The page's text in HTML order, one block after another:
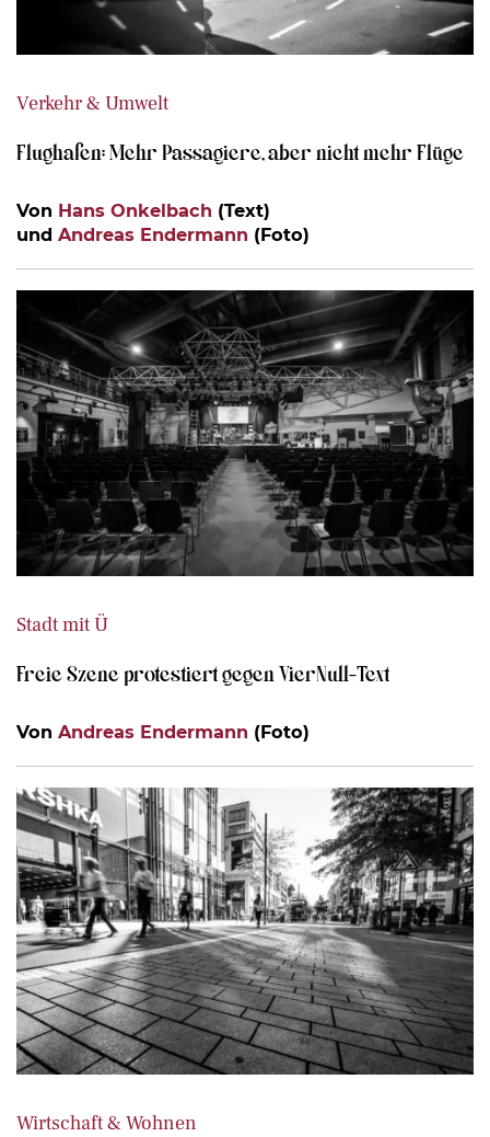
Verkehr & Umwelt
Flughafen: Mehr Passagiere, aber nicht mehr Flüge
Von Hans Onkelbach (Text)
und Andreas Endermann (Foto)
Stadt mit Ü
Freie Szene protestiert gegen VierNull-Text
Von Andreas Endermann (Foto)
Wirtschaft & Wohnen